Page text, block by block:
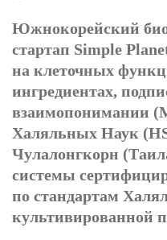
Южнокорейский
стартап Simple
на клеточных
ингредиентах,
взаимопонимании
Халяльных Наук
Чулалонгкорн
системы
по стандартам
культивированной